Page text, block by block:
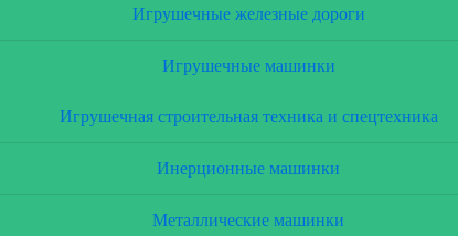
Игрушечные железные дороги
Игрушечные машинки
Игрушечная строительная техника и спецтехника
Инерционные машинки
Металлические машинки